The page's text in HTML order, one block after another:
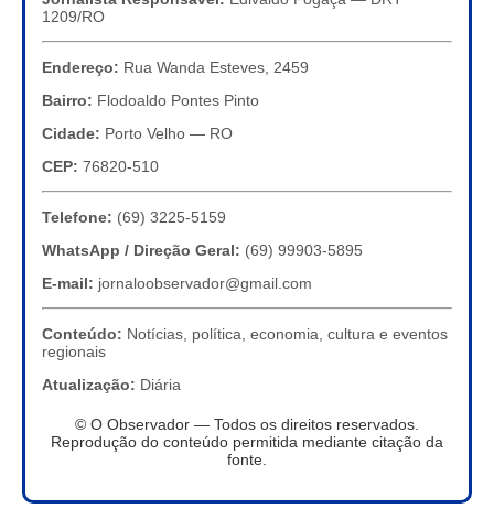
1209/RO
Endereço: Rua Wanda Esteves, 2459
Bairro: Flodoaldo Pontes Pinto
Cidade: Porto Velho — RO
CEP: 76820-510
Telefone: (69) 3225-5159
WhatsApp / Direção Geral: (69) 99903-5895
E-mail: jornaloobservador@gmail.com
Conteúdo: Notícias, política, economia, cultura e eventos
regionais
Atualização: Diária
© O Observador — Todos os direitos reservados.
Reprodução do conteúdo permitida mediante citação da
fonte.